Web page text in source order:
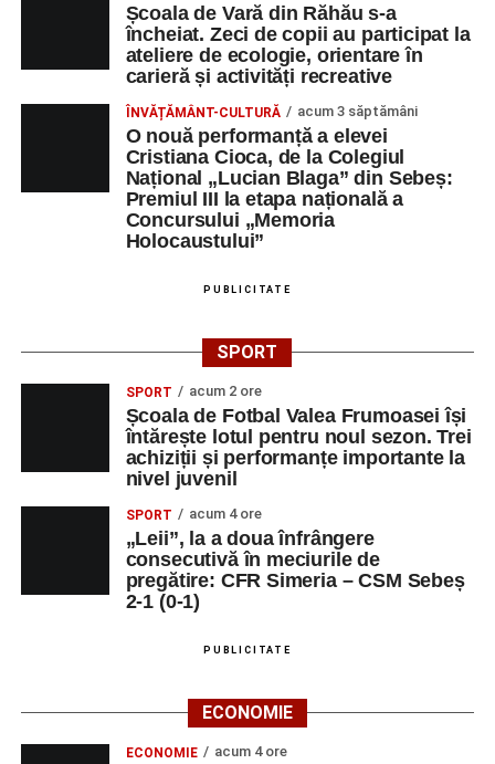
Școala de Vară din Răhău s-a
încheiat. Zeci de copii au participat la
ateliere de ecologie, orientare în
carieră și activități recreative
ÎNVĂȚĂMÂNT-CULTURĂ acum 3 săptămâni
O nouă performanță a elevei
Cristiana Cioca, de la Colegiul
Național „Lucian Blaga” din Sebeș:
Premiul III la etapa națională a
Concursului „Memoria
Holocaustului”
PUBLICITATE
SPORT
SPORT acum 2 ore
Școala de Fotbal Valea Frumoasei își
întărește lotul pentru noul sezon. Trei
achiziții și performanțe importante la
nivel juvenil
SPORT acum 4 ore
„Leii”, la a doua înfrângere
consecutivă în meciurile de
pregătire: CFR Simeria – CSM Sebeș
2-1 (0-1)
PUBLICITATE
ECONOMIE
ECONOMIE acum 4 ore